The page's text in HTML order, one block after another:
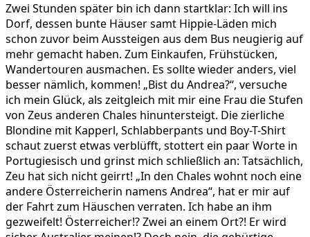
Zwei Stunden später bin ich dann startklar: Ich will ins
Dorf, dessen bunte Häuser samt Hippie-Läden mich
schon zuvor beim Aussteigen aus dem Bus neugierig auf
mehr gemacht haben. Zum Einkaufen, Frühstücken,
Wandertouren ausmachen. Es sollte wieder anders, viel
besser nämlich, kommen! „Bist du Andrea?“, versuche
ich mein Glück, als zeitgleich mit mir eine Frau die Stufen
von Zeus anderen Chales hinuntersteigt. Die zierliche
Blondine mit Kapperl, Schlabberpants und Boy-T-Shirt
schaut zuerst etwas verblüfft, stottert ein paar Worte in
Portugiesisch und grinst mich schließlich an: Tatsächlich,
Zeu hat sich nicht geirrt! „In den Chales wohnt noch eine
andere Österreicherin namens Andrea“, hat er mir auf
der Fahrt zum Häuschen verraten. Ich habe an ihm
gezweifelt! Österreicher!? Zwei an einem Ort?! Er wird